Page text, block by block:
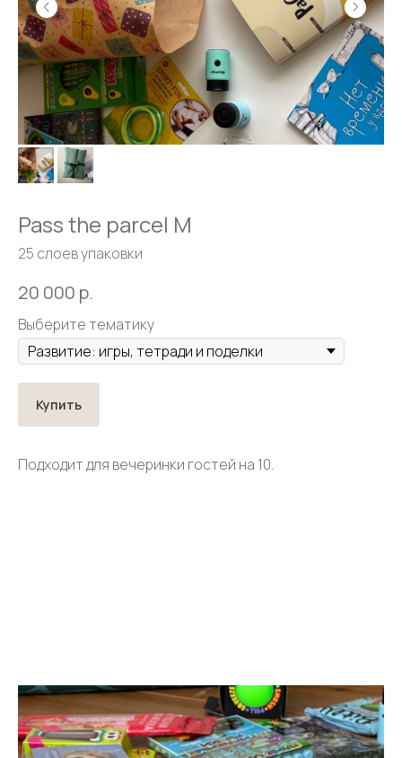
Pass the parcel M
25 слоев упаковки
20 000 р.
Выберите тематику
Купить
Подходит для вечеринки гостей на 10.